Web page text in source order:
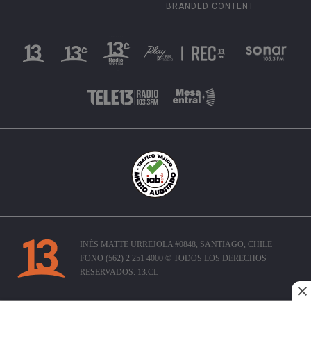
BRANDED CONTENT
INÉS MATTE URREJOLA #0848, SANTIAGO, CHILE
FONO (562) 2 251 4000 © TODOS LOS DERECHOS
RESERVADOS. 13.CL